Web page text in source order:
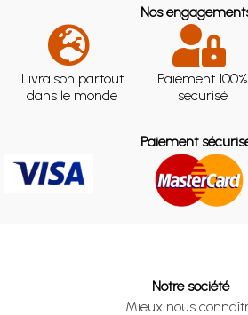
Nos
Livraison partout
dans le monde
Paiement 100%
sécurisé
Paiement
Notre société
Mieux nous